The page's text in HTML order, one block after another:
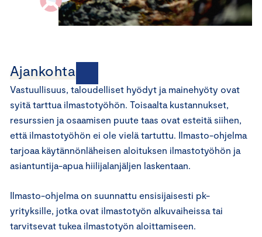
Ajankohtaista
Vastuullisuus, taloudelliset hyödyt ja mainehyöty ovat
syitä tarttua ilmastotyöhön. Toisaalta kustannukset,
resurssien ja osaamisen puute taas ovat esteitä siihen,
että ilmastotyöhön ei ole vielä tartuttu. Ilmasto-ohjelma
tarjoaa käytännönläheisen aloituksen ilmastotyöhön ja
asiantuntija-apua hiilijalanjäljen laskentaan.
Ilmasto-ohjelma on suunnattu ensisijaisesti pk-
yrityksille, jotka ovat ilmastotyön alkuvaiheissa tai
tarvitsevat tukea ilmastotyön aloittamiseen.